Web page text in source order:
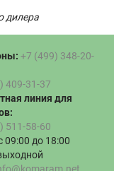
дилера
+7 (499) 348-20-
409-31-37
линия для
511-58-60
09:00 до 18:00